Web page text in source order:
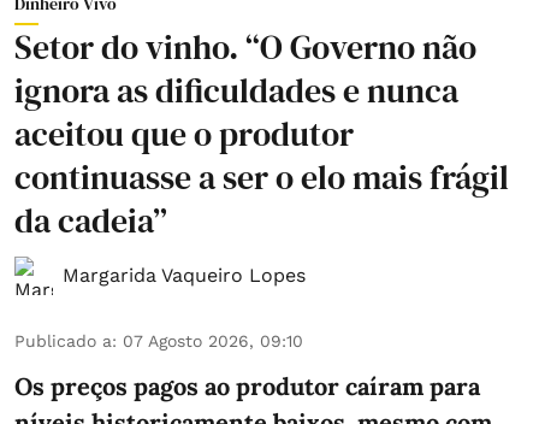
Setor do vinho. “O Governo não
ignora as dificuldades e nunca
aceitou que o produtor
continuasse a ser o elo mais frágil
da cadeia”
Margarida Vaqueiro Lopes
Publicado a: 07 Agosto 2026, 09:10
Os preços pagos ao produtor caíram para